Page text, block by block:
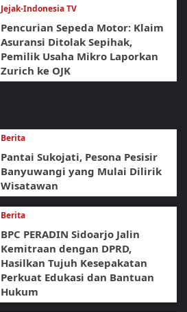
Jejak-Indonesia TV
Pencurian Sepeda Motor: Klaim
Asuransi Ditolak Sepihak,
Pemilik Usaha Mikro Laporkan
Zurich ke OJK
Berita
Pantai Sukojati, Pesona Pesisir
Banyuwangi yang Mulai Dilirik
Wisatawan
Berita
BPC PERADIN Sidoarjo Jalin
Kemitraan dengan DPRD,
Hasilkan Tujuh Kesepakatan
Perkuat Edukasi dan Bantuan
Hukum